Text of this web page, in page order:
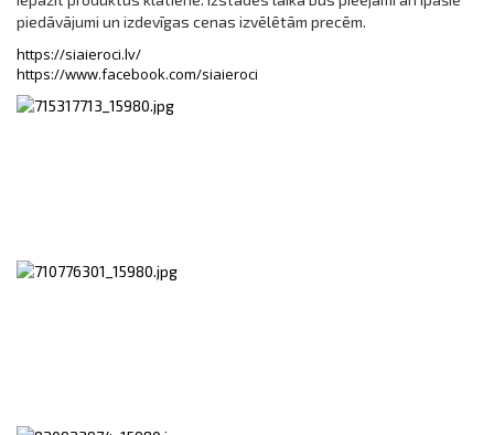
piedāvājumi un izdevīgas cenas izvēlētām precēm.
https://siaieroci.lv/
https://www.facebook.com/siaieroci